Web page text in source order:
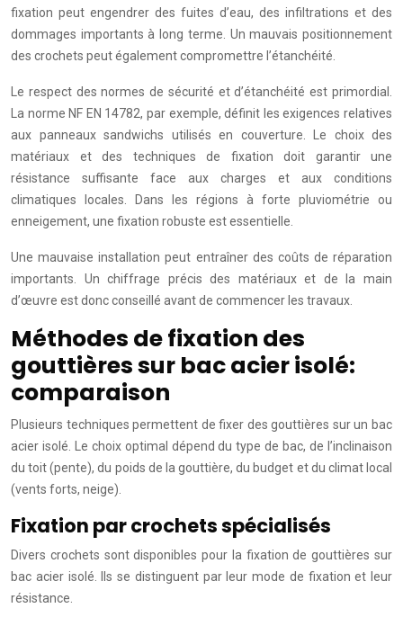
fixation peut engendrer des fuites d’eau, des infiltrations et des
dommages importants à long terme. Un mauvais positionnement
des crochets peut également compromettre l’étanchéité.
Le respect des normes de sécurité et d’étanchéité est primordial.
La norme NF EN 14782, par exemple, définit les exigences relatives
aux panneaux sandwichs utilisés en couverture. Le choix des
matériaux et des techniques de fixation doit garantir une
résistance suffisante face aux charges et aux conditions
climatiques locales. Dans les régions à forte pluviométrie ou
enneigement, une fixation robuste est essentielle.
Une mauvaise installation peut entraîner des coûts de réparation
importants. Un chiffrage précis des matériaux et de la main
d’œuvre est donc conseillé avant de commencer les travaux.
Méthodes de fixation des
gouttières sur bac acier isolé:
comparaison
Plusieurs techniques permettent de fixer des gouttières sur un bac
acier isolé. Le choix optimal dépend du type de bac, de l’inclinaison
du toit (pente), du poids de la gouttière, du budget et du climat local
(vents forts, neige).
Fixation par crochets spécialisés
Divers crochets sont disponibles pour la fixation de gouttières sur
bac acier isolé. Ils se distinguent par leur mode de fixation et leur
résistance.